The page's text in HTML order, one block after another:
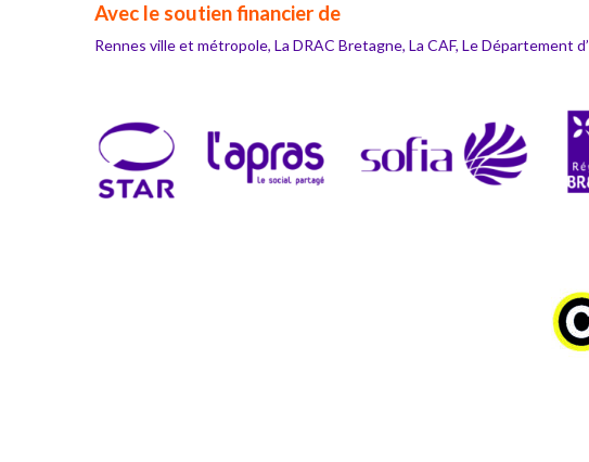
Avec le soutien financier de
Rennes ville et métropole, La DRAC Bretagne, La CAF, Le Département